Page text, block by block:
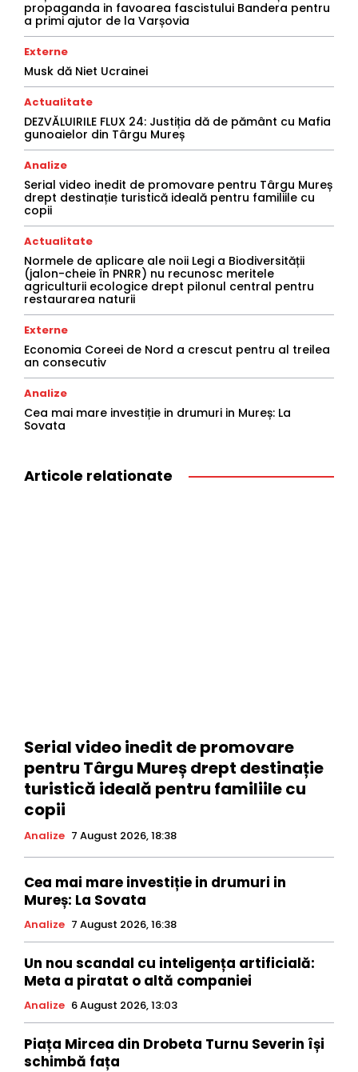
propaganda in favoarea fascistului Bandera pentru
a primi ajutor de la Varșovia
Externe
Musk dă Niet Ucrainei
Actualitate
DEZVĂLUIRILE FLUX 24: Justiția dă de pământ cu Mafia
gunoaielor din Târgu Mureș
Analize
Serial video inedit de promovare pentru Târgu Mureș
drept destinație turistică ideală pentru familiile cu
copii
Actualitate
Normele de aplicare ale noii Legi a Biodiversității
(jalon-cheie în PNRR) nu recunosc meritele
agriculturii ecologice drept pilonul central pentru
restaurarea naturii
Externe
Economia Coreei de Nord a crescut pentru al treilea
an consecutiv
Analize
Cea mai mare investiție in drumuri in Mureș: La
Sovata
Articole relationate
Serial video inedit de promovare
pentru Târgu Mureș drept destinație
turistică ideală pentru familiile cu
copii
Analize 7 August 2026, 18:38
Cea mai mare investiție in drumuri in
Mureș: La Sovata
Analize 7 August 2026, 16:38
Un nou scandal cu inteligența artificială:
Meta a piratat o altă companiei
Analize 6 August 2026, 13:03
Piața Mircea din Drobeta Turnu Severin își
schimbă fața